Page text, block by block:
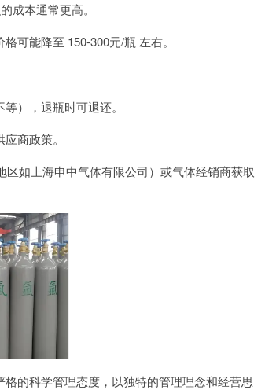
成本通常更高。
可能降至 150-300元/瓶 左右。
），退瓶时可退还。
商政策。
区如上海申中气体有限公司）或气体经销商获取
的科学管理态度，以独特的管理理念和经营思